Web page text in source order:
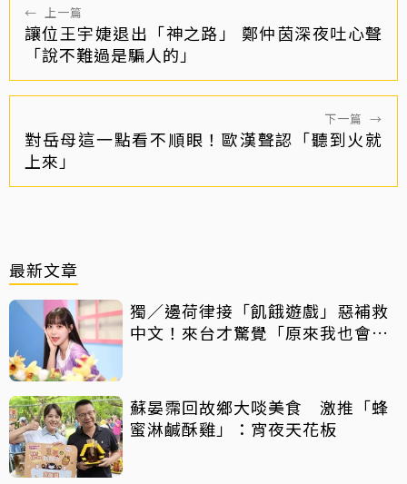
← 上一篇
讓位王宇婕退出「神之路」 鄭仲茵深夜吐心聲
「說不難過是騙人的」
下一篇 →
對岳母這一點看不順眼！歐漢聲認「聽到火就
上來」
最新文章
獨／邊荷律接「飢餓遊戲」惡補救
中文！來台才驚覺「原來我也會
蘇晏霈回故鄉大啖美食 激推「蜂
蜜淋鹹酥雞」：宵夜天花板